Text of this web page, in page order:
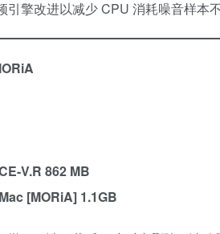
引擎改进以减少 CPU 消耗噪音样本
V.R 862 MB
[MORiA] 1.1GB